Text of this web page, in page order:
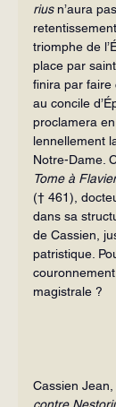
rius n’aura
triomphe de
place par
finira par faire
au concile
proclamera
lennellement
Notre-Dame.
Tome à
(† 461),
dans sa
de Cassien,
patristique.
magistrale ?
Cassien Jean,
contre